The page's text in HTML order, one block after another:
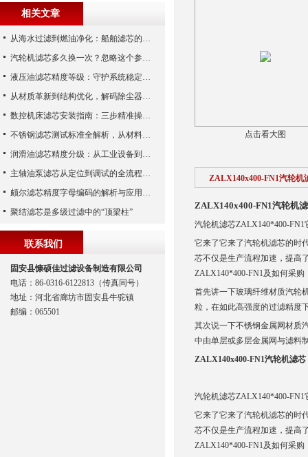
点击看大图
ZALX140x400-FN1汽轮机
ZALX140x400-FN1汽轮机
汽轮机滤芯ZALX140*400-FN1
它来了它来了汽轮机滤芯的时
芯不仅是生产流程加速，提高
ZALX140*400-FN1及如何采购
首先讲一下玻璃纤维材质汽轮
粒，在如此高强度的过滤精度
其次说一下不锈钢金属网材质
中由单层或多层金属网与滤料
ZALX140x400-FN1汽轮机滤芯
汽轮机滤芯ZALX140*400-FN1
它来了它来了汽轮机滤芯的时
芯不仅是生产流程加速，提高
ZALX140*400-FN1及如何采购
相关文章
从海水过滤到燃油净化：船舶滤芯的多场景应用解析
汽轮机滤芯多久换一次？忽略这个参数，机组非停损失可能上百万！
液压油滤芯精度等级：守护系统稳定与寿命的“微米标尺”
从材质革新到结构优化，解码除尘器滤芯性能跃升的核心逻辑
数控机床滤芯安装指南：三步精准操作，杜绝设备“亚健康”
不锈钢滤芯测试标准全解析，从材料性能到应用场景的严苛验证
润滑油滤芯精度分级：从工业设备到精密系统的过滤密码
主轴油泵滤芯从定位到调试的全流程解析
颇尔滤芯精度字母编码的解析与应用指南
聚结滤芯是多级过滤中的“顶梁柱”
联系我们
固安县慷硕佳过滤设备制造有限公司
电话：86-0316-6122813（传真同号）
地址：河北省廊坊市固安县牛驼镇
邮编：065501